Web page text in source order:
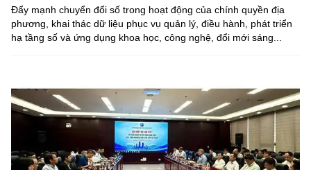
Đẩy mạnh chuyển đổi số trong hoạt động của chính quyền địa
phương, khai thác dữ liệu phục vụ quản lý, điều hành, phát triển
hạ tầng số và ứng dụng khoa học, công nghệ, đổi mới sáng...